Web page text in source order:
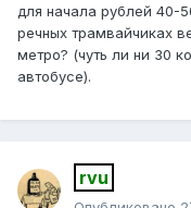
для начала рублей 40-
речных трамвайчиках
метро? (чуть ли ни 30
автобусе).
rvu